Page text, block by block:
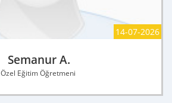
14-07-2026
Semanur A.
Özel Eğitim Öğretmeni